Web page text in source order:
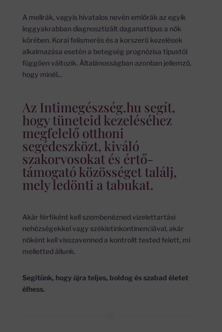
A mellrák, vagyis hivatalos nevén emlőrák az egyik
leggyakrabban diagnosztizált daganattípus a nők
körében. Korai felismerés és a korszerű kezelések
alkalmazása esetén a betegség prognózisa típustól
függően változik. Általánosságban azonban jellemző,
hogy minél...
Az Intimegészség.hu segít,
hogy tüneteid kezeléséhez
megfelelő otthoni
segédeszközt, kiváló
szakorvosokat és értő-
támogató közösséget találj,
mely ledönti a tabukat.
Akár férfiként kell szembenézned vizelettartási
nehézségekkel vagy székletinkontinenciával, akár
nőként kell visszavenned a kontrollt tested felett, mi
melletted állunk.
Segítünk, hogy újra teljes, boldog és szabad életet
élhess.